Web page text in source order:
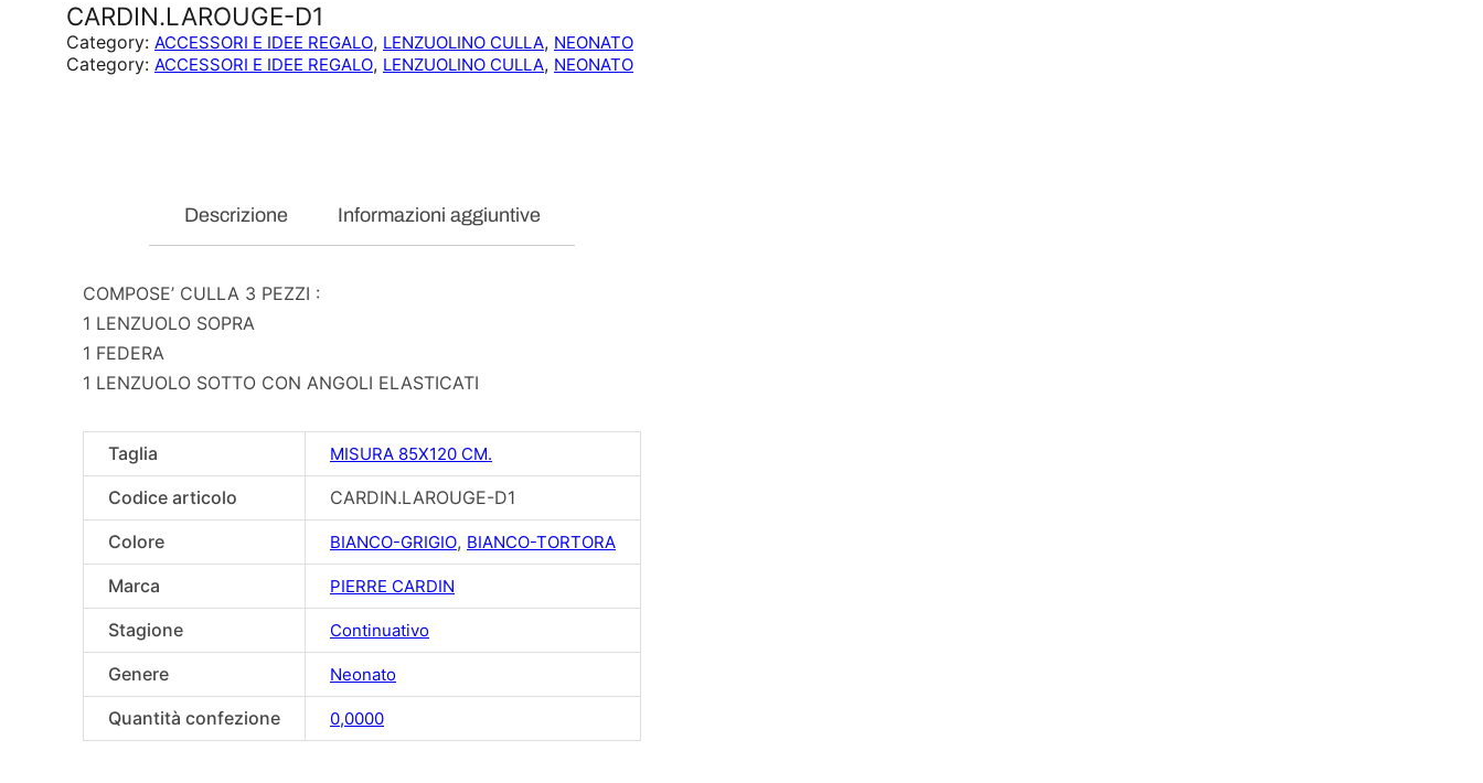
CARDIN.LAROUGE-D1
Category: ACCESSORI E IDEE REGALO, LENZUOLINO CULLA, NEONATO
Category: ACCESSORI E IDEE REGALO, LENZUOLINO CULLA, NEONATO
Descrizione Informazioni aggiuntive
COMPOSE’ CULLA 3 PEZZI :
1 LENZUOLO SOPRA
1 FEDERA
1 LENZUOLO SOTTO CON ANGOLI ELASTICATI
Taglia MISURA 85X120 CM.
Codice articolo
CARDIN.LAROUGE-D1
Colore
BIANCO-GRIGIO, BIANCO-TORTORA
Marca PIERRE CARDIN
Stagione Continuativo
Genere Neonato
Quantità confezione 0,0000